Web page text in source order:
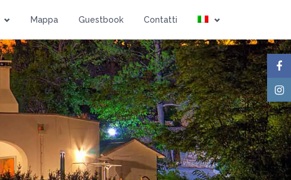
Mappa Guestbook Contatti